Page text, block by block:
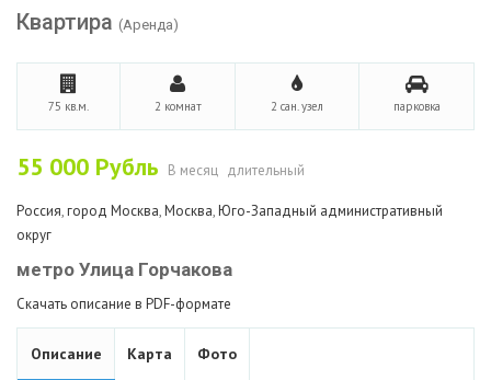
Квартира (Аренда)
75 кв.м. 2 комнат 2 сан. узел парковка
55 000 Рубль В месяц длительный
Россия,город Москва,Москва,Юго-Западный административный
округ
метро Улица Горчакова
Скачать описание в PDF-формате
Описание Карта Фото